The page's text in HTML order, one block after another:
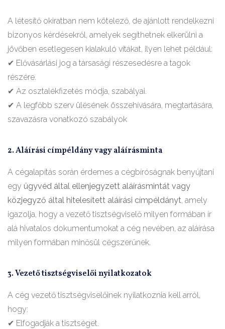
A létesítő okiratban nem kötelező, de ajánlott rendelkezni
bizonyos kérdésekről, amelyek segíthetnek elkerülni a
jövőben esetlegesen kialakuló vitákat, ilyen lehet például:
✔ Elővásárlási jog a társasági részesedésre a tagok
részére.
✔ Az osztalékfizetés módja, szabályai.
✔ A legfőbb szerv ülésének összehívására, megtartására,
szavazásra vonatkozó szabályok
2. Aláírási címpéldány vagy aláírásminta
A cégalapítás során érdemes a cégbíróságnak benyújtani
egy ügyvéd által ellenjegyzett aláírásmintát vagy
közjegyző által hitelesített aláírási címpéldányt, amely
igazolja, hogy a vezető tisztségviselő milyen formában ír
alá hivatalos dokumentumokat a cég nevében, az aláírása
milyen formában minősül cégszerűnek.
3. Vezető tisztségviselői nyilatkozatok
A cég vezető tisztségviselőinek nyilatkoznia kell arról,
hogy:
✔ Elfogadják a tisztséget.